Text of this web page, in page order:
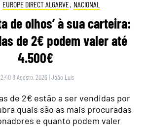
EUROPE DIRECT ALGARVE, NACIONAL
de olhos’ à sua carteira:
de 2€ podem valer até
4.500€
8 Agosto, 2026 |João Luís
de 2€ estão a ser vendidas por
quais são as mais procuradas
e quanto podem valer